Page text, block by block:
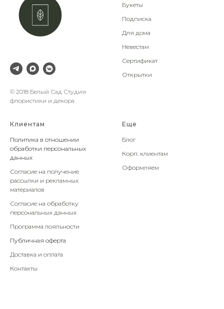
© 2018 Белый Сад Студия
флористики и декора
Букеты
Подписка
Для дома
Невестам
Сертификат
Открытки
Клиентам
Политика в отношении
обработки персональных
данных
Согласие на получение
рассылки и рекламных
материалов
Согласие на обработку
персональных данных
Программа лояльности
Публичная оферта
Доставка и оплата
Контакты
Еще
Блог
Корп. клиентам
Оформляем